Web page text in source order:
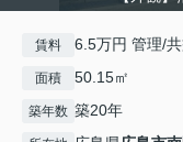
賃料 6.5万円 管理/
面積 50.15㎡
築年数 築20年